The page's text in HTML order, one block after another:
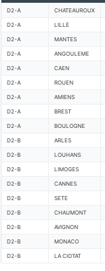
D2-A CHATEAUROUX
D2-A LILLE
D2-A MANTES
D2-A ANGOULEME
D2-A CAEN
D2-A ROUEN
D2-A AMIENS
D2-A BREST
D2-A BOULOGNE
D2-B ARLES
D2-B LOUHANS
D2-B LIMOGES
D2-B CANNES
D2-B SETE
D2-B CHAUMONT
D2-B AVIGNON
D2-B MONACO
D2-B LA CIOTAT